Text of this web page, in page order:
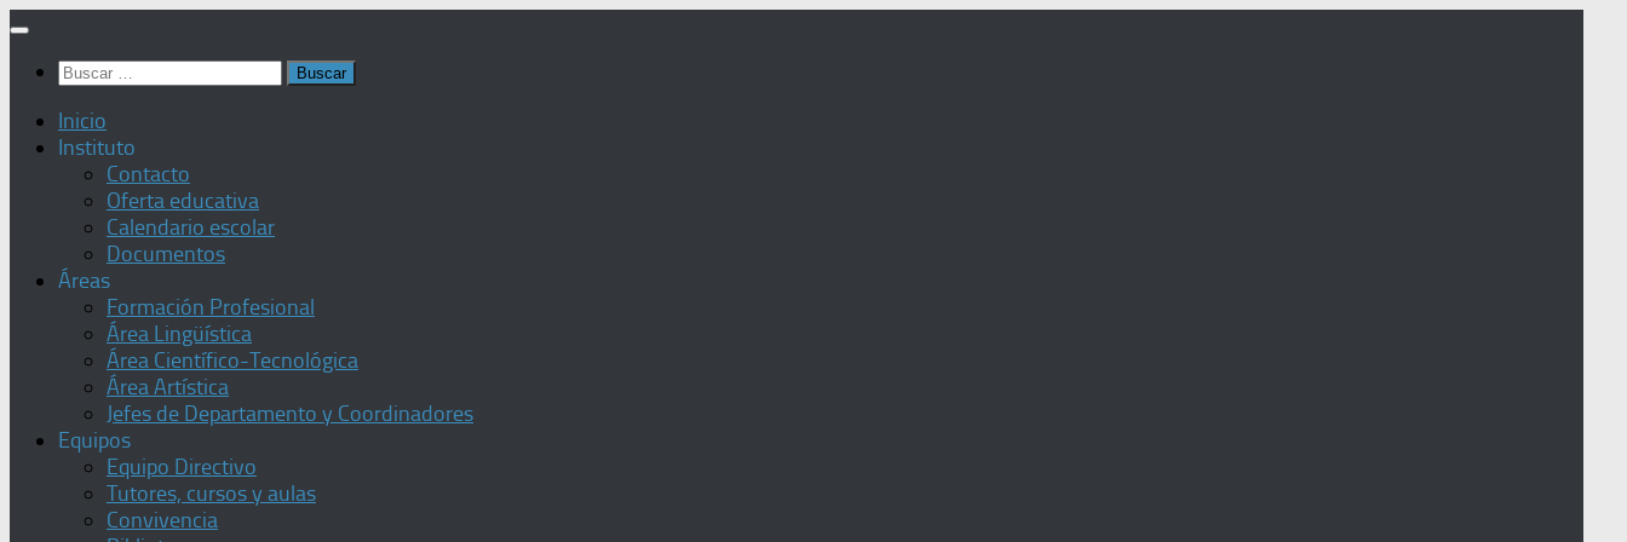
Saltar
contenido
Buscar:
Inicio
Instituto
Contacto
Oferta educativa
Calendario escolar
Documentos
Áreas
Formación Profesional
Área Lingüística
Área Científico-Tecnológica
Área Artística
Jefes de Departamento y Coordinadores
Equipos
Equipo Directivo
Tutores, cursos y aulas
Convivencia